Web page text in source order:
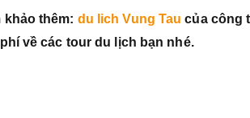
khảo thêm: du lich Vung Tau của công
về các tour du lịch bạn nhé.